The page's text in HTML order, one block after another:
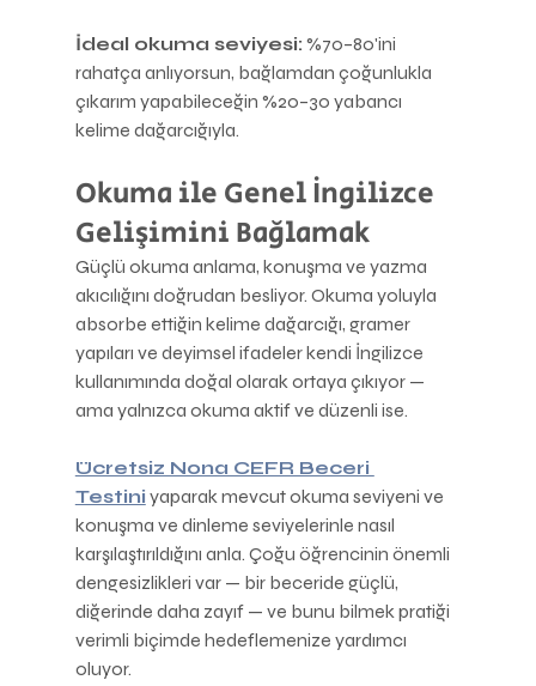
İdeal okuma seviyesi: %70–80'ini
rahatça anlıyorsun, bağlamdan çoğunlukla
çıkarım yapabileceğin %20–30 yabancı
kelime dağarcığıyla.
Okuma ile Genel İngilizce
Gelişimini Bağlamak
Güçlü okuma anlama, konuşma ve yazma
akıcılığını doğrudan besliyor. Okuma yoluyla
absorbe ettiğin kelime dağarcığı, gramer
yapıları ve deyimsel ifadeler kendi İngilizce
kullanımında doğal olarak ortaya çıkıyor —
ama yalnızca okuma aktif ve düzenli ise.
Ücretsiz Nona CEFR Beceri
Testini yaparak mevcut okuma seviyeni ve
konuşma ve dinleme seviyelerinle nasıl
karşılaştırıldığını anla. Çoğu öğrencinin önemli
dengesizlikleri var — bir beceride güçlü,
diğerinde daha zayıf — ve bunu bilmek pratiği
verimli biçimde hedeflemenize yardımcı
oluyor.